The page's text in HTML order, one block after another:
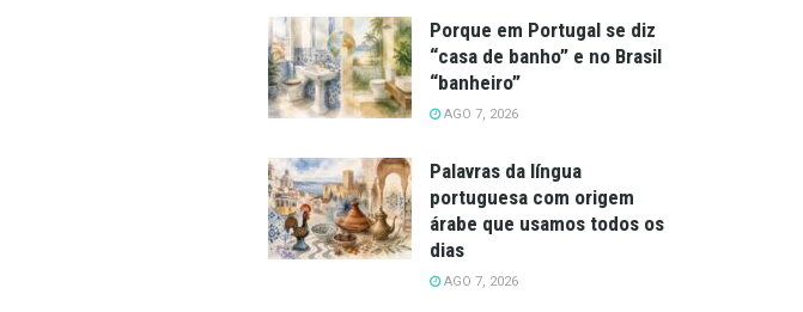
Porque em Portugal se diz
“casa de banho” e no Brasil
“banheiro”
AGO 7, 2026
Palavras da língua
portuguesa com origem
árabe que usamos todos os
dias
AGO 7, 2026